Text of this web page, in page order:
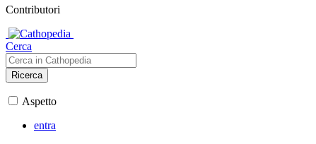
Contributori
Cerca
Ricerca
Aspetto
entra